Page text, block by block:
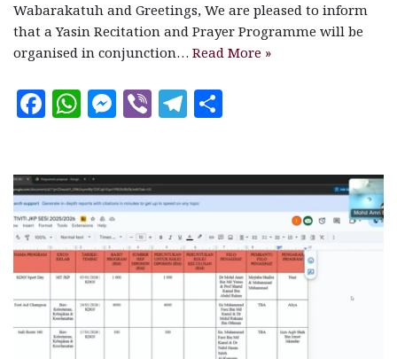
Wabarakatuh and Greetings, We are pleased to inform
that a Yasin Recitation and Prayer Programme will be
organised in conjunction… Read More »
F
e
b
o
o
k
W
s
A
p
p
M
n
g
e
r
V
r
T
g
ra
m
r
e